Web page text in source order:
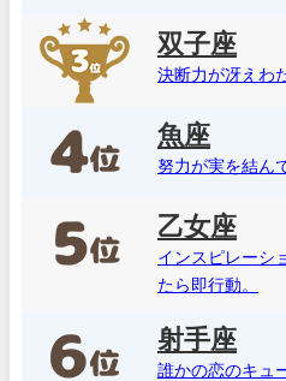
双子座
決断力が冴えわ
魚座
努力が実を結ん
乙女座
インスピレーシ
たら即行動。
射手座
誰かの恋のキュ